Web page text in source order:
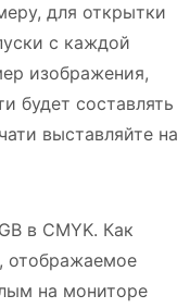
для открытки
с каждой
изображения,
будет составлять
выставляйте на
в CMYK. Как
отображаемое
на мониторе